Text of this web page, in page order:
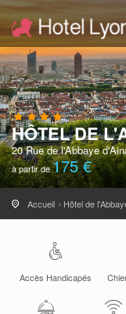
HÔTEL DE
20 Rue de l'Abbaye
à partir de175 €
Accueil Hôtel de
Accès Handicapés